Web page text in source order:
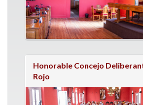
Honorable Concejo
Rojo